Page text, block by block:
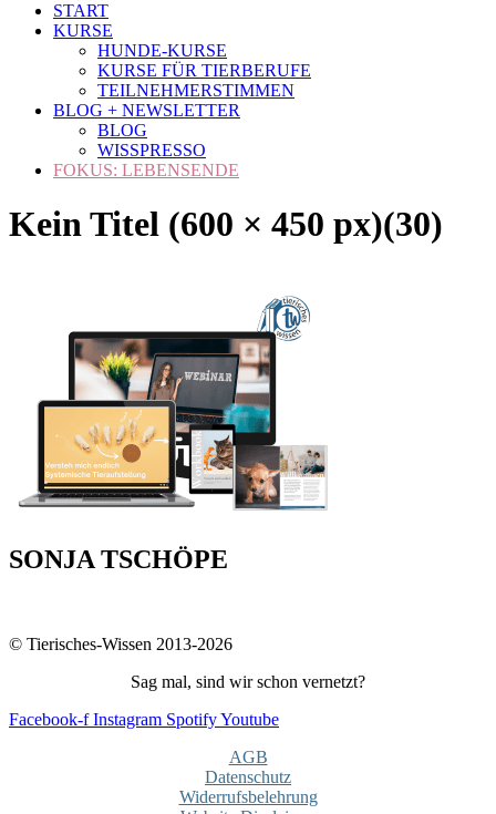
START
KURSE
HUNDE-KURSE
KURSE FÜR TIERBERUFE
TEILNEHMERSTIMMEN
BLOG + NEWSLETTER
BLOG
WISSPRESSO
FOKUS: LEBENSENDE
Kein Titel (600 × 450 px)(30)
SONJA TSCHÖPE
© Tierisches-Wissen 2013-2026
Sag mal, sind wir schon vernetzt?
Facebook-f Instagram SpotifyYoutube
AGB
Datenschutz
Widerrufsbelehrung